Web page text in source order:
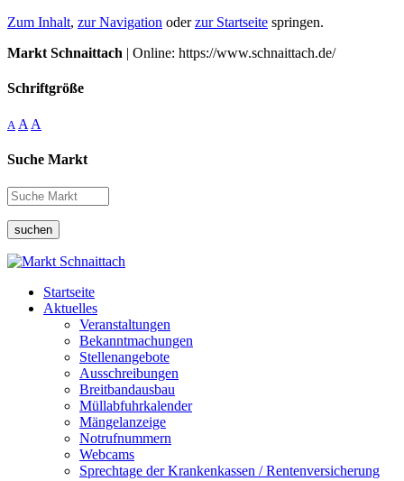
Zum Inhalt, zur Navigation oderzur Startseite springen.
Markt Schnaittach | Online: https://www.schnaittach.de/
Schriftgröße
A A A
Suche Markt
suchen
Startseite
Aktuelles
Veranstaltungen
Bekanntmachungen
Stellenangebote
Ausschreibungen
Breitbandausbau
Müllabfuhrkalender
Mängelanzeige
Notrufnummern
Webcams
Sprechtage der Krankenkassen / Rentenversicherung